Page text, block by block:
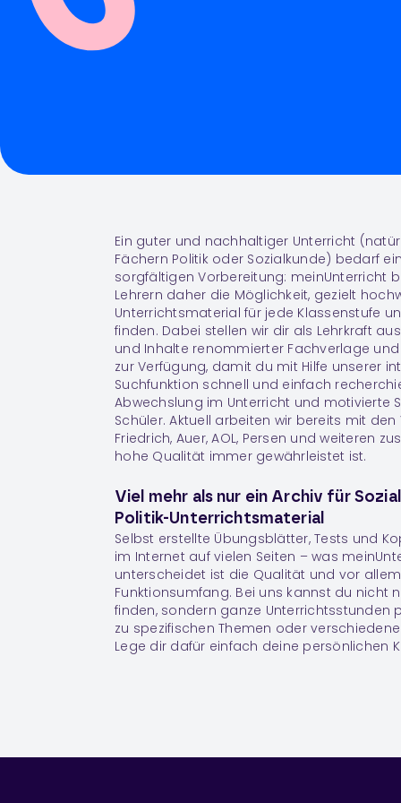
Ein guter und nachhaltiger Unterricht
Fächern Politikoder Sozialkunde) bedarf
sorgfältigen Vorbereitung: meinUnterricht
Lehrern daher die Möglichkeit, gezielt
Unterrichtsmaterial für jede Klassenstufe
finden. Dabei stellen wir dir als Lehrkraft
und Inhalte renommierter Fachverlage
zur Verfügung, damit du mit Hilfe unserer
Suchfunktion schnell und einfach
Abwechslung im Unterricht und motivierte
Schüler. Aktuell arbeiten wir bereits mit den
Friedrich, Auer, AOL, Persen und weiteren
hohe Qualität immer gewährleistet ist.
Viel mehr als nur ein Archiv für
Politik-Unterrichtsmaterial
Selbst erstellte Übungsblätter, Tests und
im Internet auf vielen Seiten – was
unterscheidet ist die Qualität und vor
Funktionsumfang. Bei uns kannst du nicht
finden, sondern ganze Unterrichtsstunden
zu spezifischen Themen oder
Lege dir dafür einfach deine persönlichen